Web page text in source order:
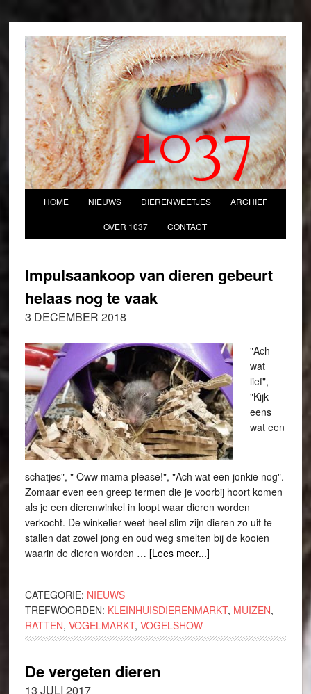
1037
HOME NIEUWS DIERENWEETJES ARCHIEF
OVER 1037 CONTACT
Impulsaankoop van dieren gebeurt
helaas nog te vaak
3 DECEMBER 2018
"Ach
wat
lief",
"Kijk
eens
wat een
schatjes", " Oww mama please!", "Ach wat een jonkie nog".
Zomaar even een greep termen die je voorbij hoort komen
als je een dierenwinkel in loopt waar dieren worden
verkocht. De winkelier weet heel slim zijn dieren zo uit te
stallen dat zowel jong en oud weg smelten bij de kooien
waarin de dieren worden … [Lees meer...]
CATEGORIE: NIEUWS
TREFWOORDEN: KLEINHUISDIERENMARKT, MUIZEN,
RATTEN, VOGELMARKT, VOGELSHOW
De vergeten dieren
13 JULI 2017